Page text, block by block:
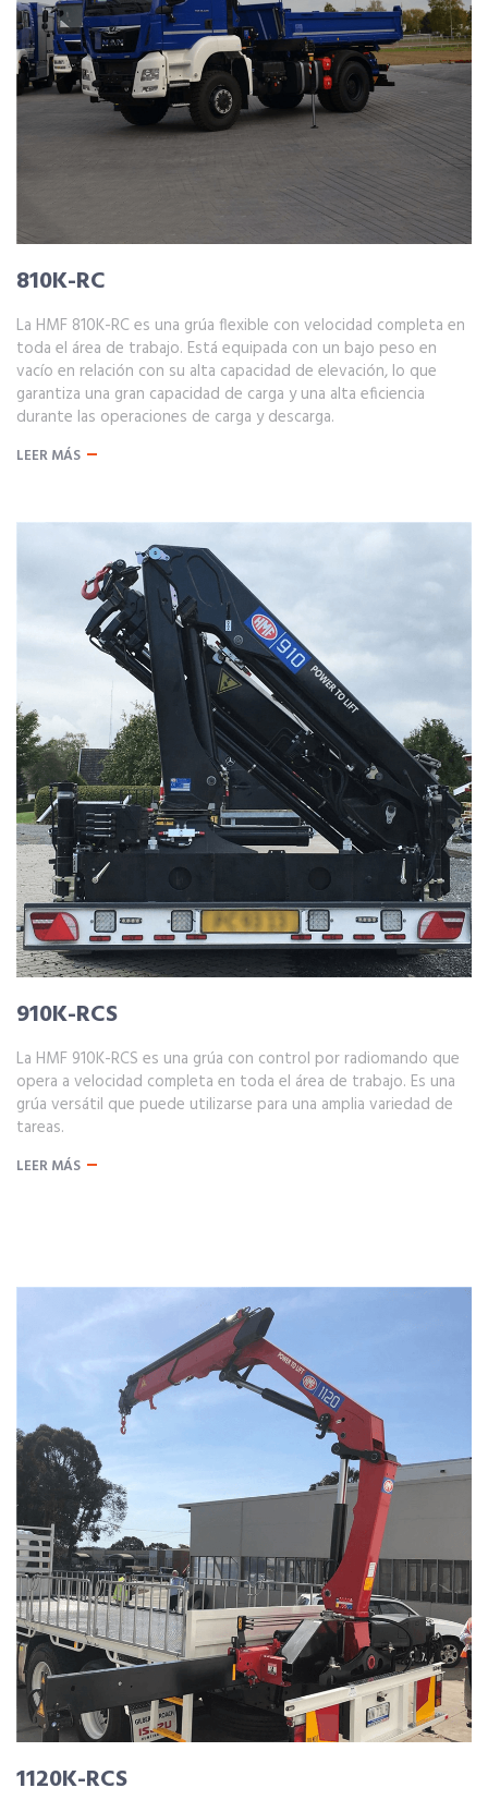
810K-RC
La HMF 810K-RC es una grúa flexible con velocidad completa en
toda el área de trabajo. Está equipada con un bajo peso en
vacío en relación con su alta capacidad de elevación, lo que
garantiza una gran capacidad de carga y una alta eficiencia
durante las operaciones de carga y descarga.
LEER MÁS
910K-RCS
La HMF 910K-RCS es una grúa con control por radiomando que
opera a velocidad completa en toda el área de trabajo. Es una
grúa versátil que puede utilizarse para una amplia variedad de
tareas.
LEER MÁS
1120K-RCS